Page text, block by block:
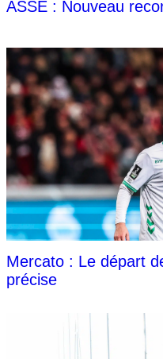
ASSE : Nouveau
Mercato : Le départ
précise